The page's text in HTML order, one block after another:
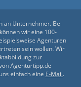
an Unternehmer. Bei
wir eine 100-
Agenturen
sein wollen. Wir
zur
Agenturtipp.de
einfach eine E-Mail.